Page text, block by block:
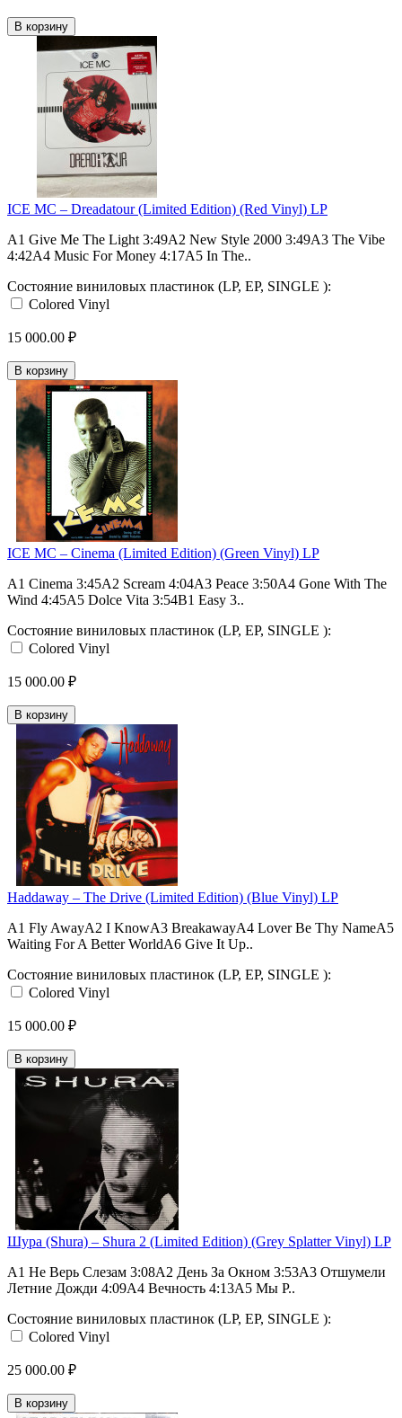
В корзину
ICE MC – Dreadatour (Limited Edition) (Red Vinyl) LP
A1 Give Me The Light 3:49A2 New Style 2000 3:49A3 The Vibe
4:42A4 Music For Money 4:17A5 In The..
Состояние виниловых пластинок (LP, EP, SINGLE ):
Colored Vinyl
15 000.00 ₽
В корзину
ICE MC – Cinema (Limited Edition) (Green Vinyl) LP
A1 Cinema 3:45A2 Scream 4:04A3 Peace 3:50A4 Gone With The
Wind 4:45A5 Dolce Vita 3:54B1 Easy 3..
Состояние виниловых пластинок (LP, EP, SINGLE ):
Colored Vinyl
15 000.00 ₽
В корзину
Haddaway – The Drive (Limited Edition) (Blue Vinyl) LP
A1 Fly AwayA2 I KnowA3 BreakawayA4 Lover Be Thy NameA5
Waiting For A Better WorldA6 Give It Up..
Состояние виниловых пластинок (LP, EP, SINGLE ):
Colored Vinyl
15 000.00 ₽
В корзину
Шура (Shura) – Shura 2 (Limited Edition) (Grey Splatter Vinyl) LP
A1 Не Верь Слезам 3:08A2 День За Окном 3:53A3 Отшумели
Летние Дожди 4:09A4 Вечность 4:13A5 Мы Р..
Состояние виниловых пластинок (LP, EP, SINGLE ):
Colored Vinyl
25 000.00 ₽
В корзину